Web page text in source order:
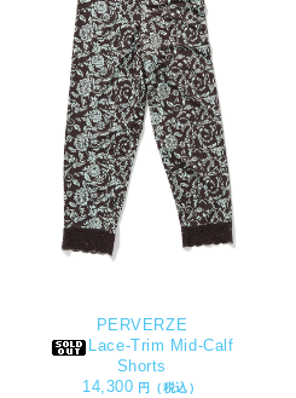
PERVERZE
Lace-Trim Mid-Calf
Shorts
14,300 円（税込）